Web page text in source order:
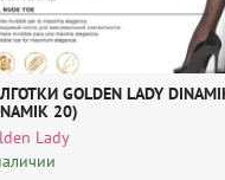
GOLDEN LADY
20)
Lady